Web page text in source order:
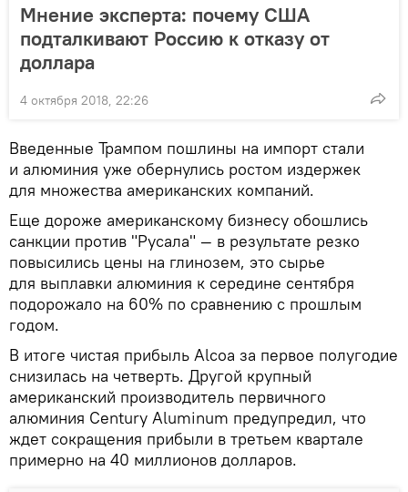
Мнение эксперта: почему США
подталкивают Россию к отказу от
доллара
4 октября 2018, 22:26
Введенные Трампом пошлины на импорт стали
и алюминия уже обернулись ростом издержек
для множества американских компаний.
Еще дороже американскому бизнесу обошлись
санкции против "Русала" — в результате резко
повысились цены на глинозем, это сырье
для выплавки алюминия к середине сентября
подорожало на 60% по сравнению с прошлым
годом.
В итоге чистая прибыль Alcoa за первое полугодие
снизилась на четверть. Другой крупный
американский производитель первичного
алюминия Century Aluminum предупредил, что
ждет сокращения прибыли в третьем квартале
примерно на 40 миллионов долларов.